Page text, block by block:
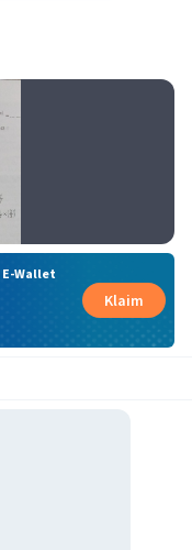
E-Wallet
Klaim